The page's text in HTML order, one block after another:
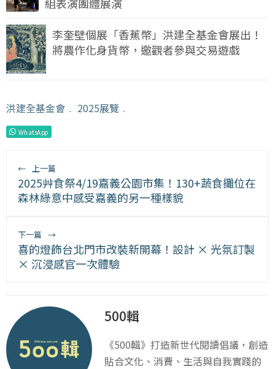
李奎壁個展「香蕉幣」洪建全基金會展出！
將農作化身貨幣，邀觀者參與交易遊戲
洪建全基金會 ﹒ 2025展覽 ﹒
WhatsApp
← 上一篇
2025艸食祭4/19嘉義公園市集！130+蔬食攤位在
森林綠意中感受嘉義的另一種樣貌
下一篇 →
喜的燈飾台北門市改裝新開幕！設計 × 光氛訂製
× 沉浸感官一次體驗
500輯
《500輯》打造新世代閱讀倡議，創造
貼合文化、消費、生活與自我實踐的